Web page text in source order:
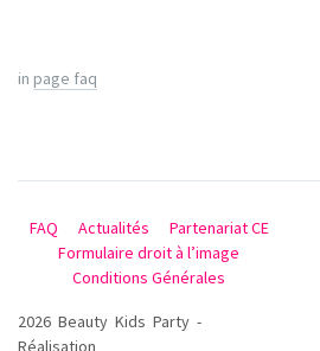
in page faq
FAQ Actualités
Partenariat CE
Formulaire droit à l’image
Conditions Générales
2026 Beauty Kids Party -
Réalisation